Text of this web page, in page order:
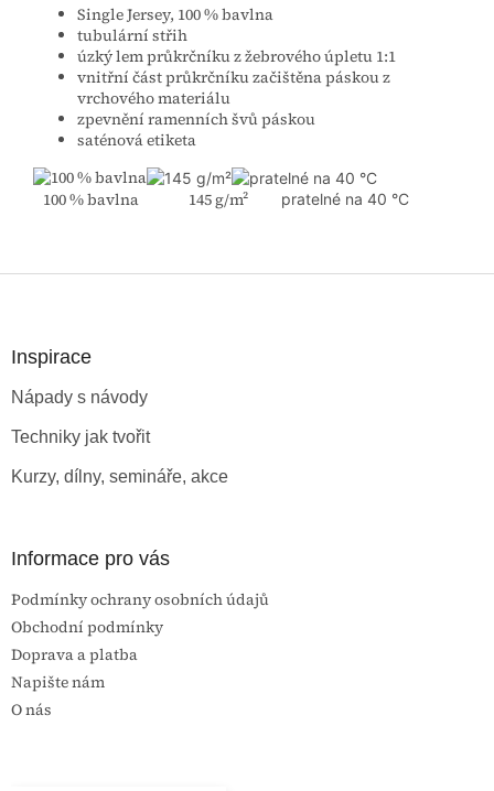
Single Jersey, 100 % bavlna
tubulární střih
úzký lem průkrčníku z žebrového úpletu 1:1
vnitřní část průkrčníku začištěna páskou z
vrchového materiálu
zpevnění ramenních švů páskou
saténová etiketa
100 % bavlna 145 g/m² pratelné na 40 °C
Inspirace
Nápady s návody
Techniky jak tvořit
Kurzy, dílny, semináře, akce
Informace pro vás
Podmínky ochrany osobních údajů
Obchodní podmínky
Doprava a platba
Napište nám
O nás